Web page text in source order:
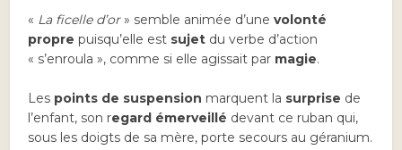
« La ficelle d’or» semble animée d’unevolonté
propre puisqu’elle est sujet du verbe d’action
« s’enroula », comme si elle agissait par magie.
Les points de suspension marquent la surprise de
l’enfant, son regard émerveillé devant ce ruban qui,
sous les doigts de sa mère, porte secours au géranium.